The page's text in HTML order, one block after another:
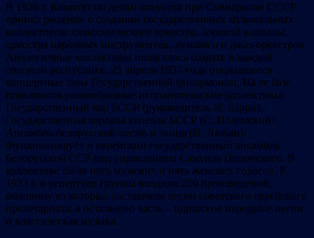
В 1936 г. Комитет по делам искусств при Совнаркоме СССР
принял решение о создании государственных музыкальных
коллективов: симфонического оркестра, хоровой капеллы,
оркестра народных инструментов, духового и джаз-оркестров.
Аналогичные коллективы полагалось создать в каждой
союзной республике. 25 апреля 1937 года открываются
концертные залы Государственной филармонии. На ее базе
появляются разнообразные исполнительские коллективы:
Государственный хор БССР (руководитель И. Барри),
Государственная хоровая капелла БССР (С. Полонский),
Ансамбль белорусской песни и танца (И. Любан).
Функционирует и еврейский государственный ансамбль
Белорусской ССР под управлением Самуила Полонского. В
коллективе было пять мужских и пять женских голосов. К
1933 г. в репертуар группы входили 200 произведений,
половину из которых составляли песни советского еврейского
пролетариата, а остальную часть – идишские народные песни
и классическая музыка.